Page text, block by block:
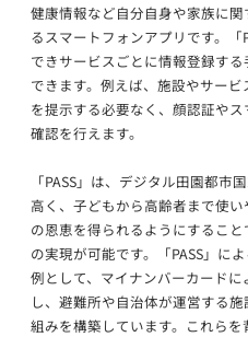
健康情報など自分自身や家族に
るスマートフォンアプリです。
できサービスごとに情報登録す
できます。例えば、施設やサー
を提示する必要なく、顔認証や
確認を行えます。
「PASS」は、デジタル田園都
高く、子どもから高齢者まで使
の恩恵を得られるようにするこ
の実現が可能です。「PASS」に
例として、マイナンバーカード
し、避難所や自治体が運営する
組みを構築しています。これらを